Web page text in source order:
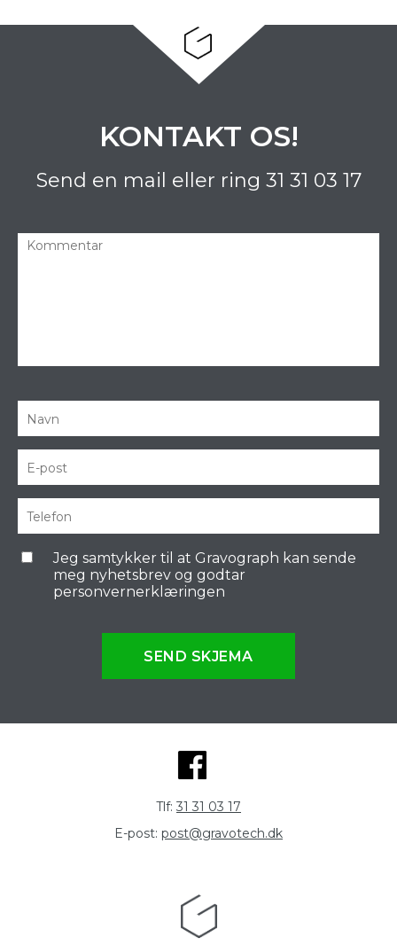
KONTAKT OS!
Send en mail eller ring 31 31 03 17
Jeg samtykker til at Gravograph kan sende
meg nyhetsbrev og godtar
personvernerklæringen
SEND SKJEMA
Tlf: 31 31 03 17
E-post: post@gravotech.dk